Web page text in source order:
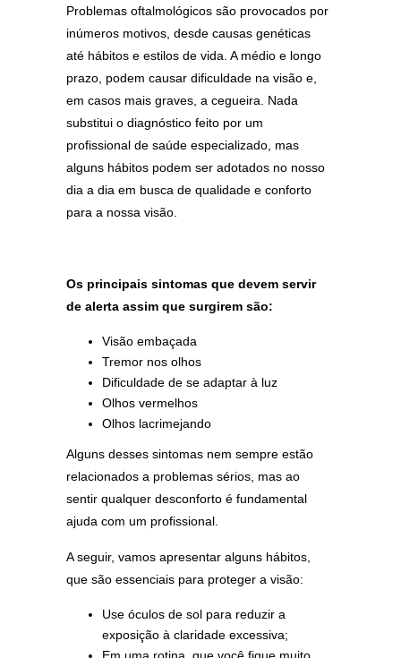
Problemas oftalmológicos são provocados por
inúmeros motivos, desde causas genéticas
até hábitos e estilos de vida. A médio e longo
prazo, podem causar dificuldade na visão e,
em casos mais graves, a cegueira. Nada
substitui o diagnóstico feito por um
profissional de saúde especializado, mas
alguns hábitos podem ser adotados no nosso
dia a dia em busca de qualidade e conforto
para a nossa visão.
Os principais sintomas que devem servir
de alerta assim que surgirem são:
Visão embaçada
Tremor nos olhos
Dificuldade de se adaptar à luz
Olhos vermelhos
Olhos lacrimejando
Alguns desses sintomas nem sempre estão
relacionados a problemas sérios, mas ao
sentir qualquer desconforto é fundamental
ajuda com um profissional.
A seguir, vamos apresentar alguns hábitos,
que são essenciais para proteger a visão:
Use óculos de sol para reduzir a
exposição à claridade excessiva;